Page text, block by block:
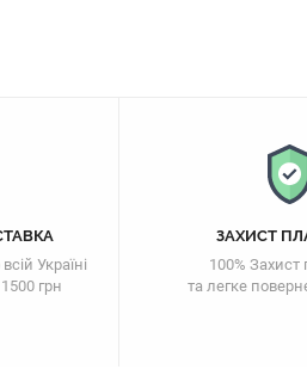
Україні
грн
ЗАХИСТ
100% Захист
та легке